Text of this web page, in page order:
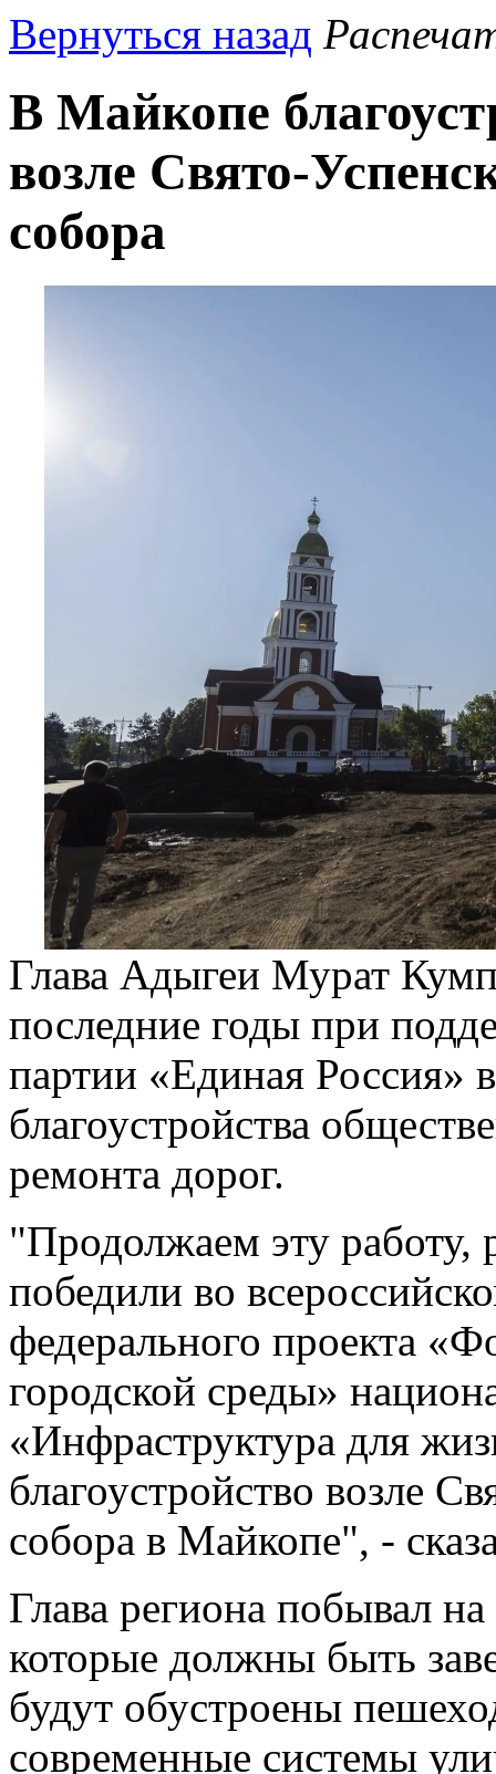
Вернуться назад
В Майкопе
возле Свято-
собора
Глава Адыгеи Мурат
последние годы при
партии «Единая Россия»
благоустройства
ремонта дорог.
"Продолжаем эту работу,
победили во
федерального проекта
городской среды»
«Инфраструктура для
благоустройство возле
собора в Майкопе", -
Глава региона побывал
которые должны быть
будут обустроены
современные системы